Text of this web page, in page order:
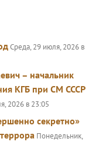
Среда, 29 июля, 2026 в
– начальник
КГБ при СМ СССР
2026 в 23:05
секретно»
Понедельник,